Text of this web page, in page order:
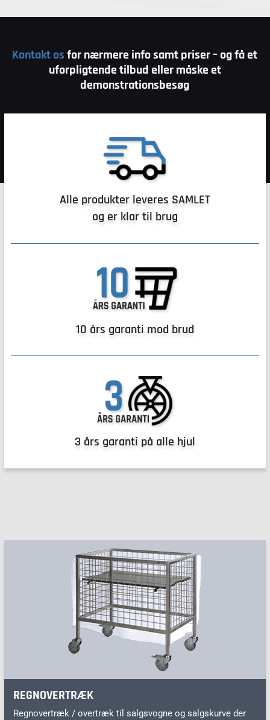
Kontakt osfor nærmere info samt priser – og få et
uforpligtende tilbud eller måske et
demonstrationsbesøg
Alle produkter leveres SAMLET
og er klar til brug
10 års garanti mod brud
3 års garanti på alle hjul
REGNOVERTRÆK
Regnovertræk / overtræk til salgsvogne og salgskurve der